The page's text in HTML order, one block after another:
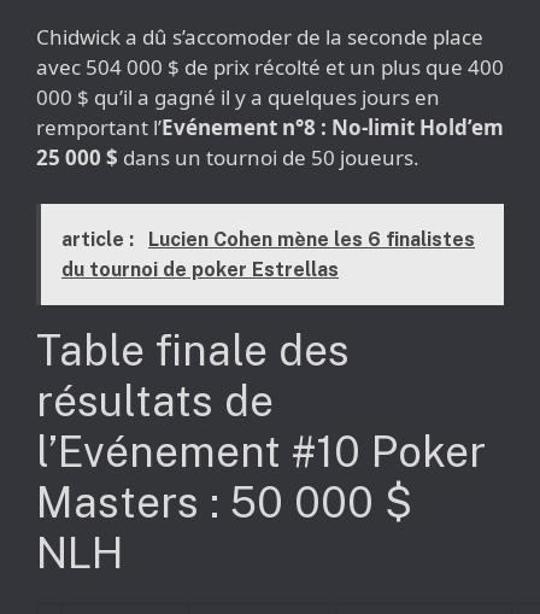
Chidwick a dû s’accomoder de la seconde place
avec 504 000 $ de prix récolté et un plus que 400
000 $ qu’il a gagné il y a quelques jours en
remportant l’Evénement n°8 : No-limit Hold’em
25 000 $ dans un tournoi de 50 joueurs.
article :
Lucien Cohen mène les 6 finalistes
du tournoi de poker Estrellas
Table finale des
résultats de
l’Evénement #10 Poker
Masters : 50 000 $
NLH